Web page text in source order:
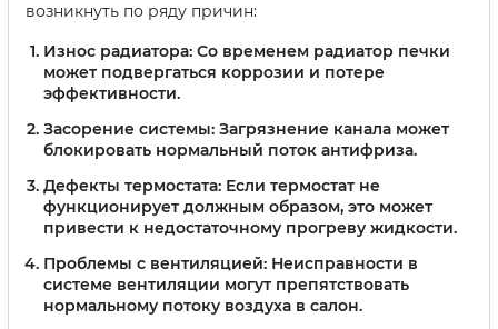
возникнуть по ряду причин:
Износ радиатора: Со временем радиатор печки
может подвергаться коррозии и потере
эффективности.
Засорение системы: Загрязнение канала может
блокировать нормальный поток антифриза.
Дефекты термостата: Если термостат не
функционирует должным образом, это может
привести к недостаточному прогреву жидкости.
Проблемы с вентиляцией: Неисправности в
системе вентиляции могут препятствовать
нормальному потоку воздуха в салон.